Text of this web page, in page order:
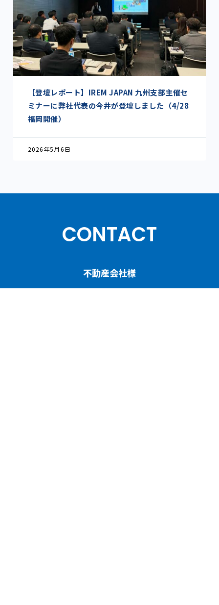
【登壇レポート】IREM JAPAN 九州支部主催セ
ミナーに弊社代表の今井が登壇しました（4/28
福岡開催）
2026年5月6日
CONTACT
不動産会社様